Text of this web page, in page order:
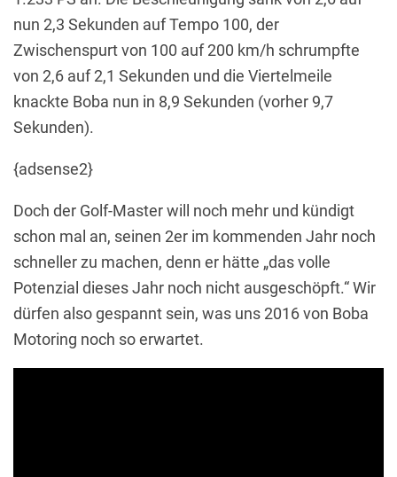
nun 2,3 Sekunden auf Tempo 100, der
Zwischenspurt von 100 auf 200 km/h schrumpfte
von 2,6 auf 2,1 Sekunden und die Viertelmeile
knackte Boba nun in 8,9 Sekunden (vorher 9,7
Sekunden).
{adsense2}
Doch der Golf-Master will noch mehr und kündigt
schon mal an, seinen 2er im kommenden Jahr noch
schneller zu machen, denn er hätte „das volle
Potenzial dieses Jahr noch nicht ausgeschöpft.“ Wir
dürfen also gespannt sein, was uns 2016 von Boba
Motoring noch so erwartet.